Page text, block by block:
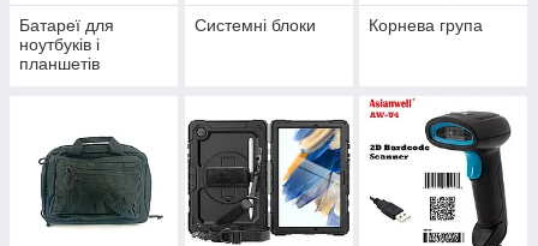
Батареї для
ноутбуків і
планшетів
Системні блоки Корнева група